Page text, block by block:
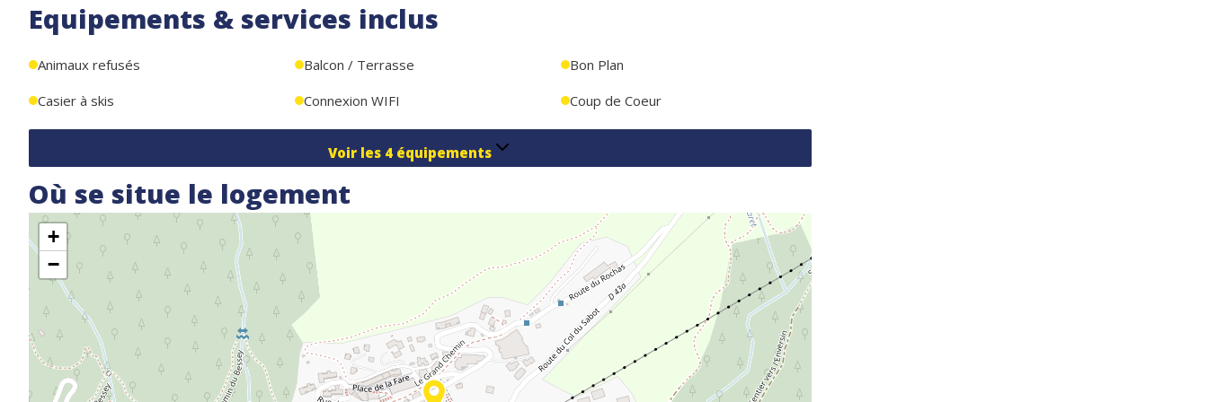
Equipements & services inclus
Animaux refusés Balcon / Terrasse
Bon Plan
Casier à skis
Connexion WIFI Coup de Coeur
Voir les 4 équipements
Où se situe le logement
+
−